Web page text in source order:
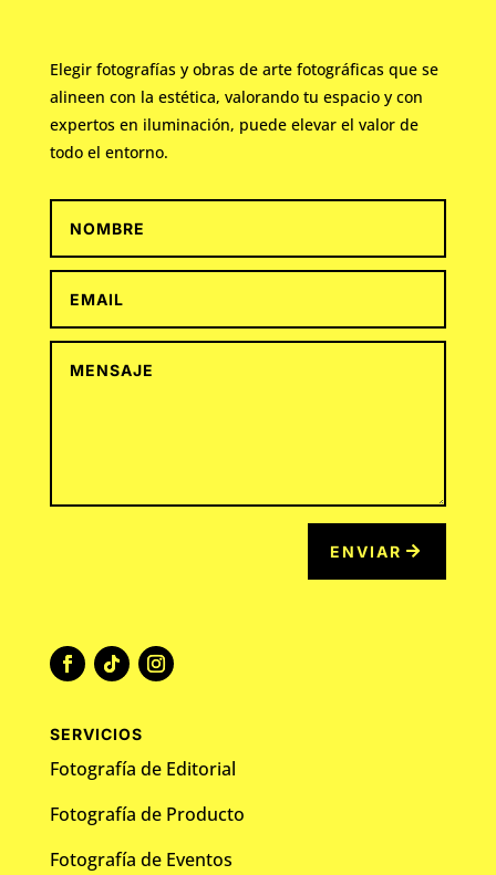
Elegir fotografías y obras de arte fotográficas que se
alineen con la estética, valorando tu espacio y con
expertos en iluminación, puede elevar el valor de
todo el entorno.
ENVIAR
SERVICIOS
Fotografía de Editorial
Fotografía de Producto
Fotografía de Eventos